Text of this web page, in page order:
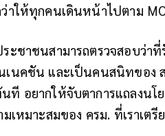
ว่าให้ทุกคนเดินหน้าไปตาม
ะชาชนสามารถตรวจสอบว่า
เนคชัน และเป็นคนสนิทของ
ที อยากให้จับตาการแถลงน
เหมาะสมของ ครม. ที่เราเต